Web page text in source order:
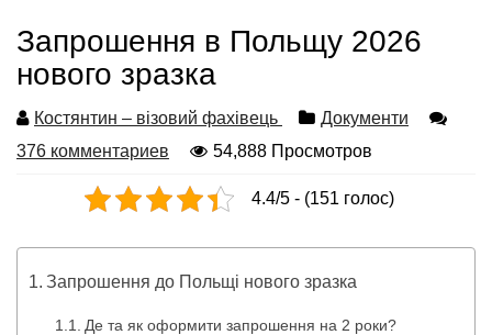
Запрошення в Польщу 2026
нового зразка
Костянтин – візовий фахівець
Документи
376 комментариев
54,888 Просмотров
4.4/5 - (151 голос)
Запрошення до Польщі нового зразка
Де та як оформити запрошення на 2 роки?